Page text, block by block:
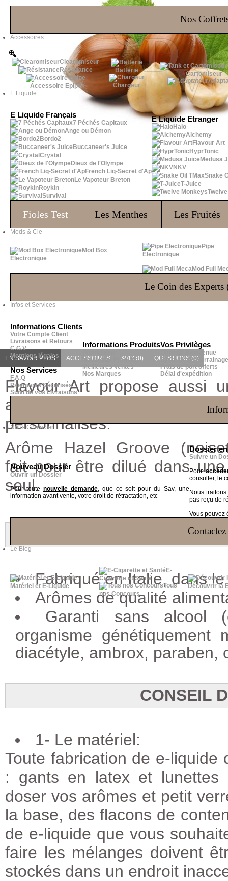
Nos
Accessoires
Clearomiseur
Résistance
Accessoire Epipe
Batterie
Chargeur
Cartomiseur
E Liquide
E Liquide Français
7 Péchés Capitaux
Ange ou Démon
Bordo2
Buccaneer's Juice
Crystal
Dieux de l'Olympe
French Liq-Secret d'Ap
Le Vapoteur Breton
Roykin
Survival
E Liquide Etranger
Halo
Alchemy
Flavour Art
HyprTonic
Medusa
NKV
Snake
T-Juice
Fioles Test Les Menthes Les Fruités
Mods & Cie
Mod Box
Electronique
Pipe
Electronique
Mod Full
Le Coin des Experts
Infos et Services
Informations Clients
Votre Compte Client
Livraisons et Retours
C.G.V
Mentions légales
Nos Services
F.A.Q
Paiements Sécurisés
Suivi de vos Livraisons
Informations Produits
Nouveaux Produits
Meilleures Ventes
Nos Marques
Vos Privilèges
Offre de Bienvenue
Système de Parrainage
Frais de port offerts
Délai d'expédition
Nous Contacter
Nouveau Dossier
Ouvrir un Dossier
Pour toute nouvelle demande, que ce soit pour du Sav, une
information avant vente, votre droit de rétractation, etc
Dossier
Suivre un
Pour
consulter, le
Nous
pas reçu de
Vous pouvez
Le Blog
Matériel et E-Liquide
E-
Cigarette et Santé
Tous
nos Concours
Découvrir la
EN SAVOIR PLUS ACCESSOIRES AVIS (0) QUESTIONS (0)
Flavour Art propose aussi
arômes concentrés pour
personnalisés.
Arôme Hazel Groove
fait pour être dilué dans
seul.
COMPOSITION
Fabriqué en Italie, dans
Arômes de qualité
Garanti sans alcool
organisme génétiquement
diacétyle, ambrox, paraben,
CONSEIL
1- Le matériel:
Toute fabrication de e-
: gants en latex et lunettes
doser vos arômes et petit
la base, des flacons de
de e-liquide que vous
faire les mélanges doivent
stockés dans un endroit